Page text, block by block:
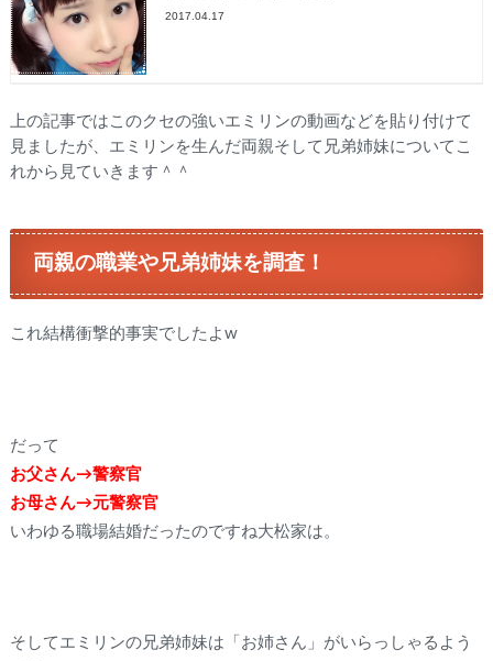
2017.04.17
上の記事ではこのクセの強いエミリンの動画などを貼り付けて
見ましたが、エミリンを生んだ両親そして兄弟姉妹についてこ
れから見ていきます＾＾
両親の職業や兄弟姉妹を調査！
これ結構衝撃的事実でしたよw
だって
お父さん→警察官
お母さん→元警察官
いわゆる職場結婚だったのですね大松家は。
そしてエミリンの兄弟姉妹は「お姉さん」がいらっしゃるよう